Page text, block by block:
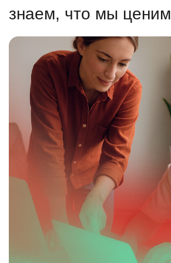
знаем, что мы ценим